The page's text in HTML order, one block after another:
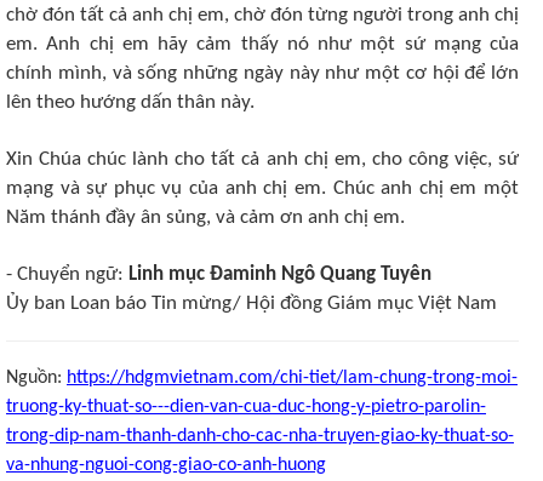
chờ đón tất cả anh chị em, chờ đón từng người trong anh chị
em. Anh chị em hãy cảm thấy nó như một sứ mạng của
chính mình, và sống những ngày này như một cơ hội để lớn
lên theo hướng dấn thân này.
Xin Chúa chúc lành cho tất cả anh chị em, cho công việc, sứ
mạng và sự phục vụ của anh chị em. Chúc anh chị em một
Năm thánh đầy ân sủng, và cảm ơn anh chị em.
- Chuyển ngữ: Linh mục Đaminh Ngô Quang Tuyên
Ủy ban Loan báo Tin mừng/ Hội đồng Giám mục Việt Nam
Nguồn: https://hdgmvietnam.com/chi-tiet/lam-chung-trong-moi-
truong-ky-thuat-so---dien-van-cua-duc-hong-y-pietro-parolin-
trong-dip-nam-thanh-danh-cho-cac-nha-truyen-giao-ky-thuat-so-
va-nhung-nguoi-cong-giao-co-anh-huong